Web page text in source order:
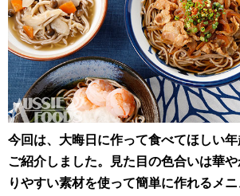
今回は、大晦日に作って食べてほしい
ご紹介しました。見た目の色合いは華
りやすい素材を使って簡単に作れるメ